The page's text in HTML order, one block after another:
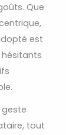
Que
est
geste
tout